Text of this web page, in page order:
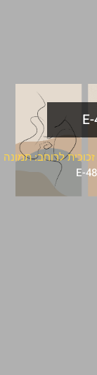
זכוכית לרוחב: תמונה